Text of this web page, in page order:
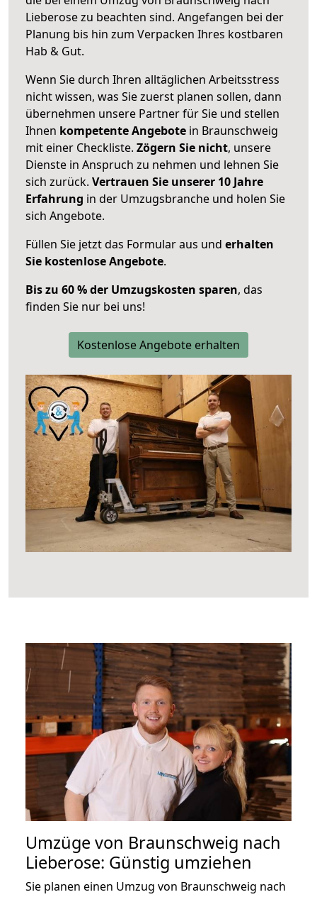
Lieberose zu beachten sind. Angefangen bei der
Planung bis hin zum Verpacken Ihres kostbaren
Hab & Gut.
Wenn Sie durch Ihren alltäglichen Arbeitsstress
nicht wissen, was Sie zuerst planen sollen, dann
übernehmen unsere Partner für Sie und stellen
Ihnen kompetente Angebote in Braunschweig
mit einer Checkliste. Zögern Sie nicht, unsere
Dienste in Anspruch zu nehmen und lehnen Sie
sich zurück. Vertrauen Sie unserer 10 Jahre
Erfahrung in der Umzugsbranche und holen Sie
sich Angebote.
Füllen Sie jetzt das Formular aus und erhalten
Sie kostenlose Angebote.
Bis zu 60 % der Umzugskosten sparen, das
finden Sie nur bei uns!
Kostenlose Angebote erhalten
Umzüge von Braunschweig nach
Lieberose: Günstig umziehen
Sie planen einen Umzug von Braunschweig nach